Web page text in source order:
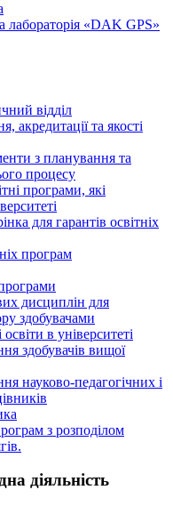
лабораторія «DAK GPS»
відділ
акредитації та якості
з планування та
процесу
програми, які
для гарантів освітніх
програм
дисциплін для
здобувачами
в університеті
здобувачів вищої
науково-педагогічних і
з розподілoм
діяльність